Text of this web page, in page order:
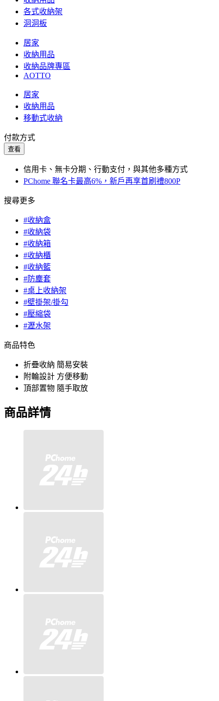
各式收納架
洞洞板
居家
收納用品
收納品牌專區
AOTTO
居家
收納用品
移動式收納
付款方式
查看
信用卡、無卡分期、行動支付，與其他多種方式
PChome 聯名卡最高6%，新戶再享首刷禮800P
搜尋更多
#收納盒
#收納袋
#收納箱
#收納櫃
#收納籃
#防塵套
#桌上收納架
#壁掛架/掛勾
#壓縮袋
#瀝水架
商品特色
折疊收納 簡易安裝
附輪設計 方便移動
頂部置物 隨手取放
商品詳情